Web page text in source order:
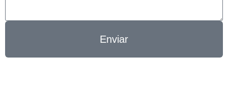
Enviar